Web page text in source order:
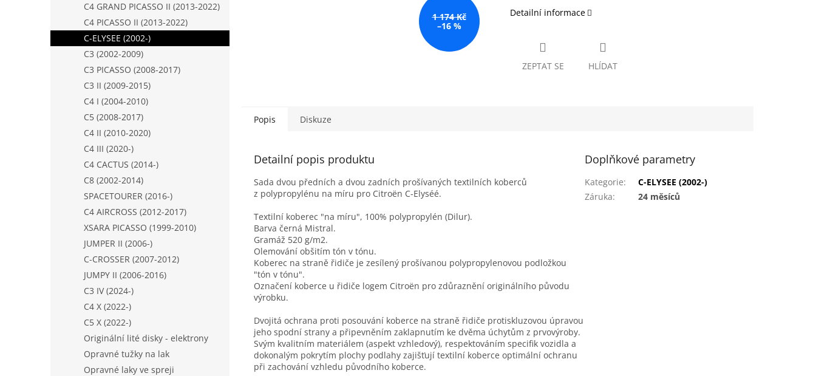
C4 GRAND PICASSO II (2013-2022)
C4 PICASSO II (2013-2022)
C-ELYSEE (2002-)
C3 (2002-2009)
C3 PICASSO (2008-2017)
C3 II (2009-2015)
C4 I (2004-2010)
C5 (2008-2017)
C4 II (2010-2020)
C4 III (2020-)
C4 CACTUS (2014-)
C8 (2002-2014)
SPACETOURER (2016-)
C4 AIRCROSS (2012-2017)
XSARA PICASSO (1999-2010)
JUMPER II (2006-)
C-CROSSER (2007-2012)
JUMPY II (2006-2016)
C3 IV (2024-)
C4 X (2022-)
C5 X (2022-)
Originální lité disky - elektrony
Opravné tužky na lak
Opravné laky ve spreji
1 174 Kč
–16 %
Detailní informace
ZEPTAT SE HLÍDAT
Popis Diskuze
Detailní popis produktu
Sada dvou předních a dvou zadních prošívaných textilních koberců
z polypropylénu na míru pro Citroën C-Elyséé.
Textilní koberec "na míru", 100% polypropylén (Dilur).
Barva černá Mistral.
Gramáž 520 g/m2.
Olemování obšitím tón v tónu.
Koberec na straně řidiče je zesílený prošívanou polypropylenovou podložkou
"tón v tónu".
Označení koberce u řidiče logem Citroën pro zdůraznění originálního původu
výrobku.
Dvojitá ochrana proti posouvání koberce na straně řidiče protiskluzovou úpravou
jeho spodní strany a připevněním zaklapnutím ke dvěma úchytům z prvovýroby.
Svým kvalitním materiálem (aspekt vzhledový), respektováním specifik vozidla a
dokonalým pokrytím plochy podlahy zajišťují textilní koberce optimální ochranu
při zachování vzhledu původního koberce.
Doplňkové parametry
Kategorie:
C-ELYSEE (2002-)
Záruka: 24 měsíců